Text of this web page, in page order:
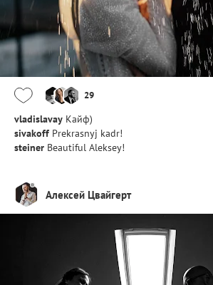
29
vladislavay Кайф)
sivakoff Prekrasnyj kadr!
steiner Beautiful Aleksey!
Алексей Цвайгерт